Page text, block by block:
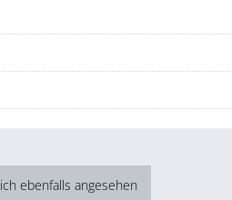
ebenfalls angesehen